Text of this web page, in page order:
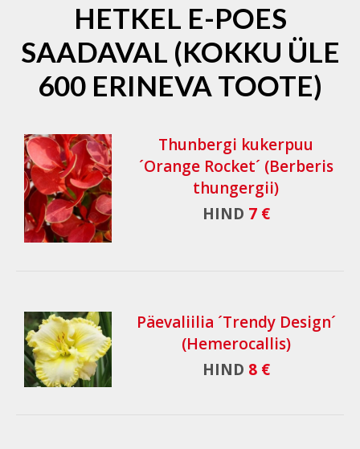
HETKEL E-POES
SAADAVAL (KOKKU ÜLE
600 ERINEVA TOOTE)
Thunbergi kukerpuu
´Orange Rocket´ (Berberis
thungergii)
HIND 7 €
Päevaliilia ´Trendy Design´
(Hemerocallis)
HIND 8 €